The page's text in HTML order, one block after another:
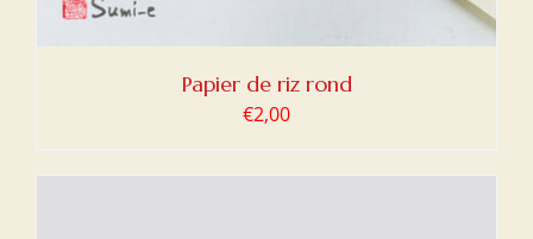
Papier de riz rond
€2,00